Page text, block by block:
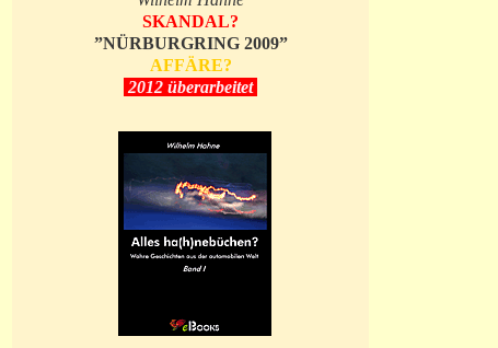
SKANDAL?
”NÜRBURGRING 2009”
AFFÄRE?
2012 überarbeitet